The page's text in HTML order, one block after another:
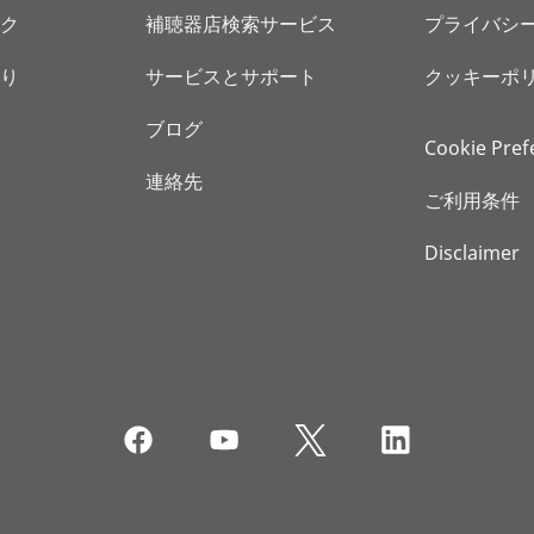
補聴器店検索サービス
サービスとサポート
ブログ
連絡先
プライバシ
クッキーポ
Cookie
ご利用条件
Disclaimer